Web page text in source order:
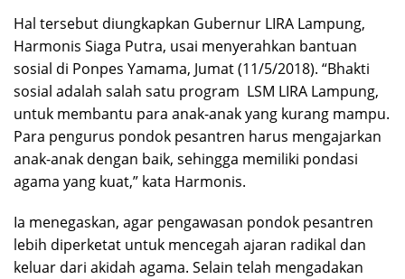
Hal tersebut diungkapkan Gubernur LIRA Lampung,
Harmonis Siaga Putra, usai menyerahkan bantuan
sosial di Ponpes Yamama, Jumat (11/5/2018). “Bhakti
sosial adalah salah satu program LSM LIRA Lampung,
untuk membantu para anak-anak yang kurang mampu.
Para pengurus pondok pesantren harus mengajarkan
anak-anak dengan baik, sehingga memiliki pondasi
agama yang kuat,” kata Harmonis.
Ia menegaskan, agar pengawasan pondok pesantren
lebih diperketat untuk mencegah ajaran radikal dan
keluar dari akidah agama. Selain telah mengadakan